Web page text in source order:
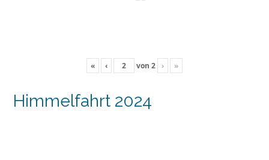
« ‹ von 2 › »
Himmelfahrt 2024